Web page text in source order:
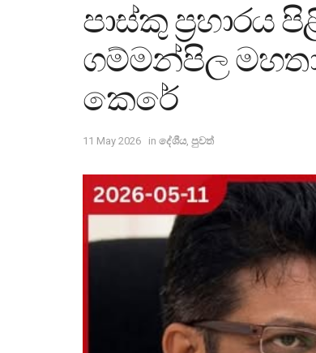
පාස්කු ප්‍රහාරය
ගම්මන්පිල
කෙරේ
11 May 2026 in දේශීය, පුවත්